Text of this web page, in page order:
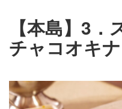
【本島】3
チャコオキ